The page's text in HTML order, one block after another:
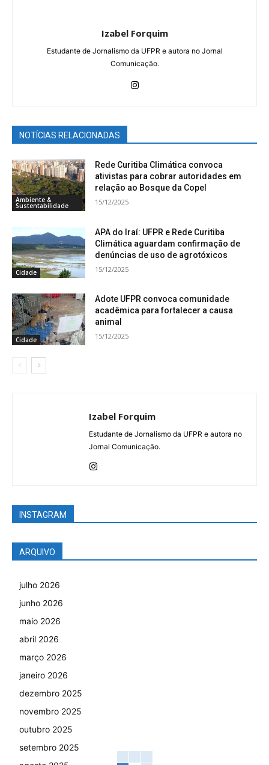
Izabel Forquim
Estudante de Jornalismo da UFPR e autora no Jornal
Comunicação.
NOTÍCIAS RELACIONADAS
Ambiente &
Sustentabilidade
Rede Curitiba Climática convoca
ativistas para cobrar autoridades em
relação ao Bosque da Copel
15/12/2025
Cidade
APA do Iraí: UFPR e Rede Curitiba
Climática aguardam confirmação de
denúncias de uso de agrotóxicos
15/12/2025
Cidade
Adote UFPR convoca comunidade
acadêmica para fortalecer a causa
animal
15/12/2025
Izabel Forquim
Estudante de Jornalismo da UFPR e autora no
Jornal Comunicação.
INSTAGRAM
ARQUIVO
julho 2026
junho 2026
maio 2026
abril 2026
março 2026
janeiro 2026
dezembro 2025
novembro 2025
outubro 2025
setembro 2025